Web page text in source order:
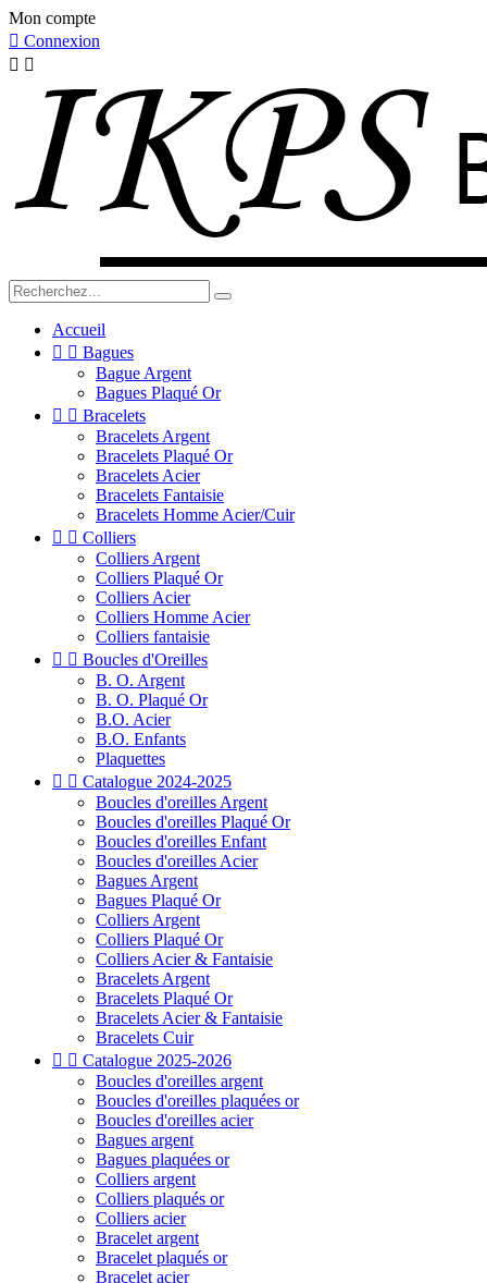
Mon compte
 Connexion
 
Accueil
  Bagues
Bague Argent
Bagues Plaqué Or
  Bracelets
Bracelets Argent
Bracelets Plaqué Or
Bracelets Acier
Bracelets Fantaisie
Bracelets Homme Acier/Cuir
  Colliers
Colliers Argent
Colliers Plaqué Or
Colliers Acier
Colliers Homme Acier
Colliers fantaisie
  Boucles d'Oreilles
B. O. Argent
B. O. Plaqué Or
B.O. Acier
B.O. Enfants
Plaquettes
  Catalogue 2024-2025
Boucles d'oreilles Argent
Boucles d'oreilles Plaqué Or
Boucles d'oreilles Enfant
Boucles d'oreilles Acier
Bagues Argent
Bagues Plaqué Or
Colliers Argent
Colliers Plaqué Or
Colliers Acier & Fantaisie
Bracelets Argent
Bracelets Plaqué Or
Bracelets Acier & Fantaisie
Bracelets Cuir
  Catalogue 2025-2026
Boucles d'oreilles argent
Boucles d'oreilles plaquées or
Boucles d'oreilles acier
Bagues argent
Bagues plaquées or
Colliers argent
Colliers plaqués or
Colliers acier
Bracelet argent
Bracelet plaqués or
Bracelet acier